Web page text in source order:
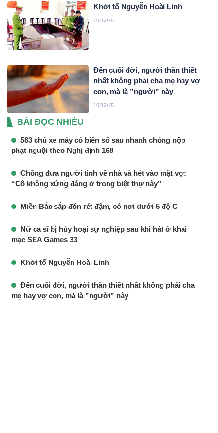
Khởi tố Nguyễn Hoài Linh
10/12/25
Đến cuối đời, người thân thiết
nhất không phải cha mẹ hay vợ
con, mà là ”người” này
10/12/25
BÀI ĐỌC NHIỀU
583 chủ xe máy có biển số sau nhanh chóng nộp
phạt nguội theo Nghị định 168
Chồng đưa người tình về nhà và hét vào mặt vợ:
“Cô không xứng đáng ở trong biệt thự này”
Miền Bắc sắp đón rét đậm, có nơi dưới 5 độ C
Nữ ca sĩ bị hủy hoại sự nghiệp sau khi hát ở khai
mạc SEA Games 33
Khởi tố Nguyễn Hoài Linh
Đến cuối đời, người thân thiết nhất không phải cha
mẹ hay vợ con, mà là ”người” này